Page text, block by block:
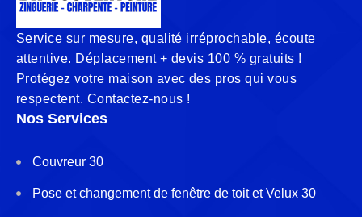
Service sur mesure, qualité irréprochable, écoute
attentive. Déplacement + devis 100 % gratuits !
Protégez votre maison avec des pros qui vous
respectent. Contactez-nous !
Nos Services
Couvreur 30
Pose et changement de fenêtre de toit et Velux 30